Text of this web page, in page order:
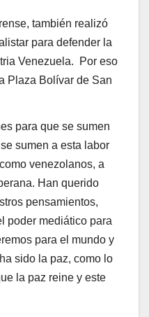
poder mediático para
para el mundo y
sido la paz, como lo
la paz reine y este
también atendió el
«estoy aquí
que han
presentes
milicia. Es un
personales y te
sencillas.», así
de realizar su